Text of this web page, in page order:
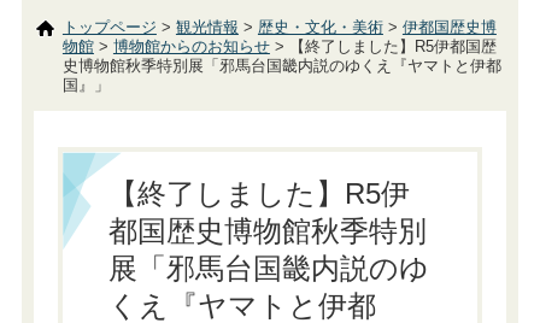
トップページ > 観光情報 > 歴史・文化・美術> 伊都国歴史博
物館> 博物館からのお知らせ> 【終了しました】R5伊都国歴
史博物館秋季特別展「邪馬台国畿内説のゆくえ『ヤマトと伊都
国』」
【終了しました】R5伊
都国歴史博物館秋季特別
展「邪馬台国畿内説のゆ
くえ『ヤマトと伊都